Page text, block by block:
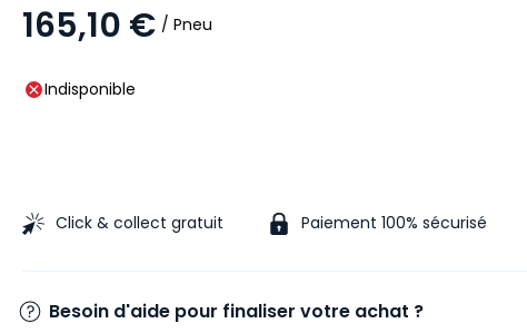
165,10 € / Pneu
Indisponible
Click & collect gratuit Paiement 100% sécurisé
Besoin d'aide pour finaliser votre achat ?